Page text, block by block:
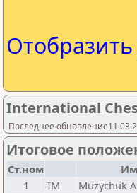
International
Последнее
Итоговое
Ст.ном
1
IM Muzychuk